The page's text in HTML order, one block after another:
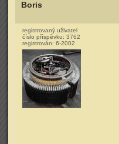
Boris
registrovaný uživatel
číslo příspěvku: 3762
registrován: 6-2002